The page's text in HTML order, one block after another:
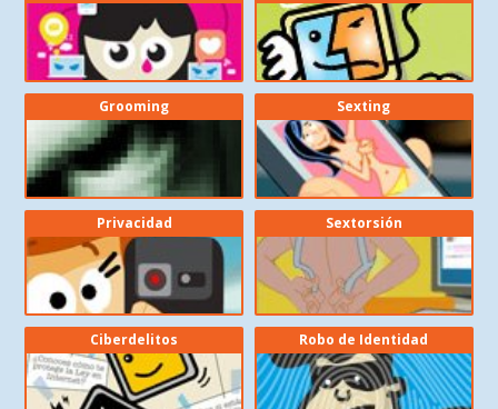
Grooming Sexting
Privacidad Sextorsión
Ciberdelitos Robo de Identidad